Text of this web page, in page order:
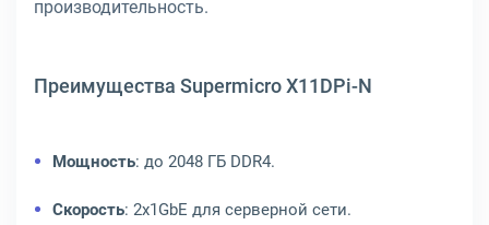
производительность.
Преимущества Supermicro X11DPi-N
Мощность: до 2048 ГБ DDR4.
Скорость: 2x1GbE для серверной сети.